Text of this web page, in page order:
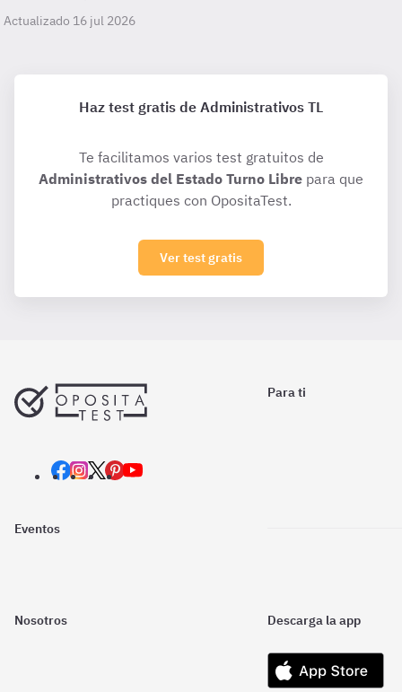
Actualizado 16 jul 2026
Haz test gratis de Administrativos TL
Te facilitamos varios test gratuitos de
Administrativos del Estado Turno Libre para que
practiques con OpositaTest.
Ver test gratis
Para ti
Eventos
Nosotros Descarga la app